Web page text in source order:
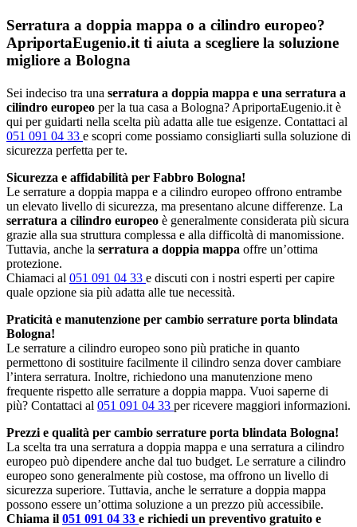
Serratura a doppia mappa o a cilindro europeo?
ApriportaEugenio.it ti aiuta a scegliere la soluzione
migliore a Bologna
Sei indeciso tra una serratura a doppia mappa e una serratura a
cilindro europeo per la tua casa a Bologna? ApriportaEugenio.it è
qui per guidarti nella scelta più adatta alle tue esigenze. Contattaci al
051 091 04 33 e scopri come possiamo consigliarti sulla soluzione di
sicurezza perfetta per te.
Sicurezza e affidabilità per Fabbro Bologna!
Le serrature a doppia mappa e a cilindro europeo offrono entrambe
un elevato livello di sicurezza, ma presentano alcune differenze. La
serratura a cilindro europeo è generalmente considerata più sicura
grazie alla sua struttura complessa e alla difficoltà di manomissione.
Tuttavia, anche la serratura a doppia mappa offre un’ottima
protezione.
Chiamaci al 051 091 04 33 e discuti con i nostri esperti per capire
quale opzione sia più adatta alle tue necessità.
Praticità e manutenzione per cambio serrature porta blindata
Bologna!
Le serrature a cilindro europeo sono più pratiche in quanto
permettono di sostituire facilmente il cilindro senza dover cambiare
l’intera serratura. Inoltre, richiedono una manutenzione meno
frequente rispetto alle serrature a doppia mappa. Vuoi saperne di
più? Contattaci al 051 091 04 33 per ricevere maggiori informazioni.
Prezzi e qualità per cambio serrature porta blindata Bologna!
La scelta tra una serratura a doppia mappa e una serratura a cilindro
europeo può dipendere anche dal tuo budget. Le serrature a cilindro
europeo sono generalmente più costose, ma offrono un livello di
sicurezza superiore. Tuttavia, anche le serrature a doppia mappa
possono essere un’ottima soluzione a un prezzo più accessibile.
Chiama il 051 091 04 33 e richiedi un preventivo gratuito e